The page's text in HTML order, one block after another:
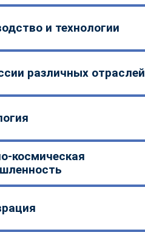
и технологии
различных отраслей
космическая